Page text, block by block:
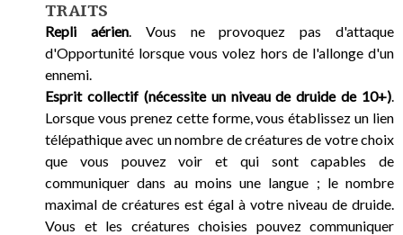
TRAITS
Repli aérien. Vous ne provoquez pas d'attaque
d'Opportunité lorsque vous volez hors de l'allonge d'un
ennemi.
Esprit collectif (nécessite un niveau de druide de 10+).
Lorsque vous prenez cette forme, vous établissez un lien
télépathique avec un nombre de créatures de votre choix
que vous pouvez voir et qui sont capables de
communiquer dans au moins une langue ; le nombre
maximal de créatures est égal à votre niveau de druide.
Vous et les créatures choisies pouvez communiquer